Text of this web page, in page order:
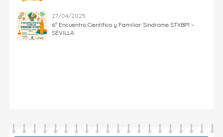
27/04/2025
6º Encuentro Científico y Familiar Síndrome STXBP1 –
SEVILLA